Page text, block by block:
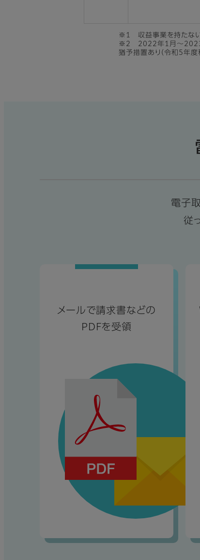
※1 収益事業を持たない
※2 2022年1月～2023年
猶予措置あり（令和5年度
電子
従
メールで請求書などの
PDFを受領